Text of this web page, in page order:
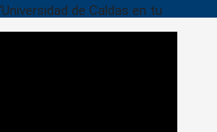
de Caldas en tu
Profesionales en el